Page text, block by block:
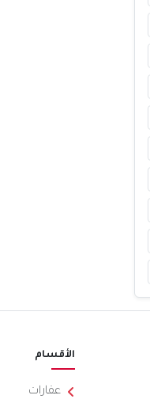
الأقسام
عقارات